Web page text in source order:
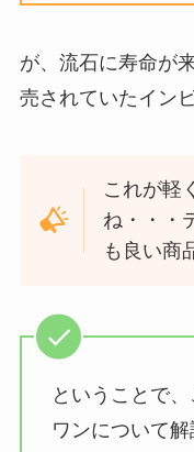
が、流石に寿命が
売されていたイン
これが軽
ね・・・
も良い商
ということで
ワンについて